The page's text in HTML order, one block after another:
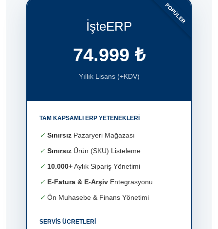
POPÜLER
İşteERP
74.999 ₺
Yıllık Lisans (+KDV)
TAM KAPSAMLI ERP YETENEKLERI
✓ Sınırsız Pazaryeri Mağazası
✓ Sınırsız Ürün (SKU) Listeleme
✓ 10.000+Aylık Sipariş Yönetimi
✓ E-Fatura & E-Arşiv Entegrasyonu
✓ Ön Muhasebe & Finans Yönetimi
SERVIS ÜCRETLERI